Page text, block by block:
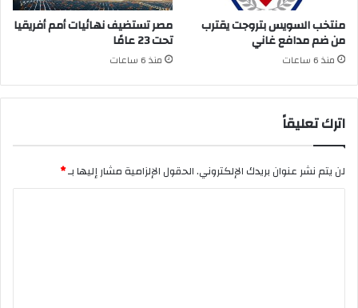
منتخب السويس بتروجت يقترب
من ضم مدافع غاني
منذ 6 ساعات
مصر تستضيف نهائيات أمم أفريقيا
تحت 23 عامًا
منذ 6 ساعات
اترك تعليقاً
لن يتم نشر عنوان بريدك الإلكتروني.الحقول الإلزامية مشار إليها بـ*